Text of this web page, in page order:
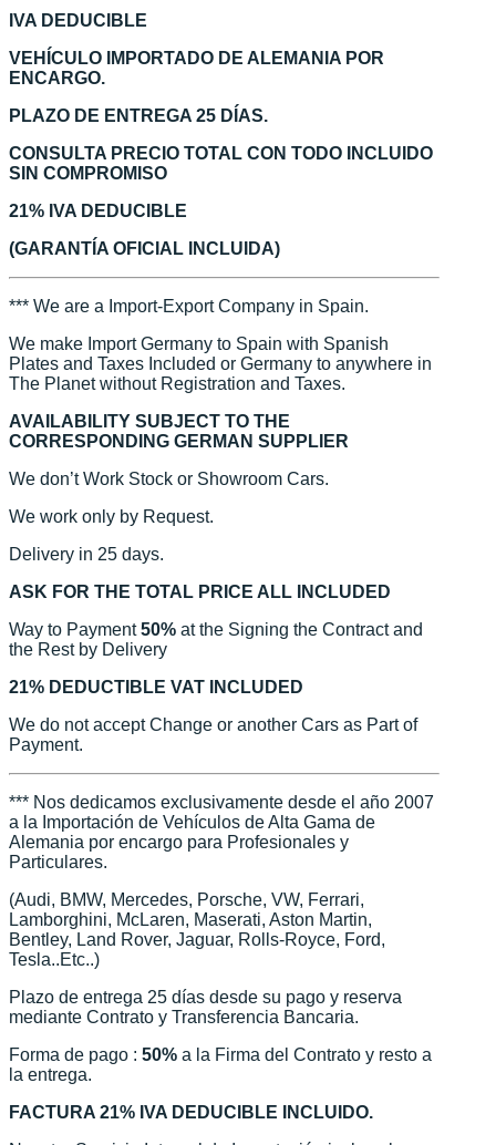
IVA DEDUCIBLE
VEHÍCULO IMPORTADO DE ALEMANIA POR
ENCARGO.
PLAZO DE ENTREGA 25 DÍAS.
CONSULTA PRECIO TOTAL CON TODO INCLUIDO
SIN COMPROMISO
21% IVA DEDUCIBLE
(GARANTÍA OFICIAL INCLUIDA)
*** We are a Import-Export Company in Spain.
We make Import Germany to Spain with Spanish
Plates and Taxes Included or Germany to anywhere in
The Planet without Registration and Taxes.
AVAILABILITY SUBJECT TO THE
CORRESPONDING GERMAN SUPPLIER
We don’t Work Stock or Showroom Cars.
We work only by Request.
Delivery in 25 days.
ASK FOR THE TOTAL PRICE ALL INCLUDED
Way to Payment50% at the Signing the Contract and
the Rest by Delivery
21% DEDUCTIBLE VAT INCLUDED
We do not accept Change or another Cars as Part of
Payment.
*** Nos dedicamos exclusivamente desde el año 2007
a la Importación de Vehículos de Alta Gama de
Alemania por encargo para Profesionales y
Particulares.
(Audi, BMW, Mercedes, Porsche, VW, Ferrari,
Lamborghini, McLaren, Maserati, Aston Martin,
Bentley, Land Rover, Jaguar, Rolls-Royce, Ford,
Tesla..Etc..)
Plazo de entrega 25 días desde su pago y reserva
mediante Contrato y Transferencia Bancaria.
Forma de pago : 50% a la Firma del Contrato y resto a
la entrega.
FACTURA 21% IVA DEDUCIBLE INCLUIDO.